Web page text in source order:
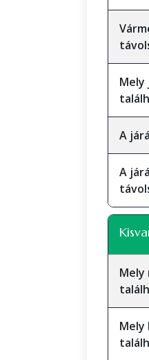
Mely
A
A
Mely
Mely